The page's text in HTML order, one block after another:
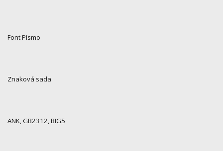
Font Písmo
Znaková sada
ANK, GB2312, BIG5